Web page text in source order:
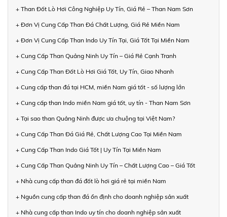
+ Than Đốt Lò Hơi Công Nghiệp Uy Tín, Giá Rẻ – Than Nam Sơn
+ Đơn Vị Cung Cấp Than Đá Chất Lượng, Giá Rẻ Miền Nam
+ Đơn Vị Cung Cấp Than Indo Uy Tín Tại, Giá Tốt Tại Miền Nam
+ Cung Cấp Than Quảng Ninh Uy Tín – Giá Rẻ Cạnh Tranh
+ Cung Cấp Than Đốt Lò Hơi Giá Tốt, Uy Tín, Giao Nhanh
+ Cung cấp than đá tại HCM, miền Nam giá tốt - số lượng lớn
+ Cung cấp than Indo miền Nam giá tốt, uy tín - Than Nam Sơn
+ Tại sao than Quảng Ninh được ưa chuộng tại Việt Nam?
+ Cung Cấp Than Đá Giá Rẻ, Chất Lượng Cao Tại Miền Nam
+ Cung Cấp Than Indo Giá Tốt | Uy Tín Tại Miền Nam
+ Cung Cấp Than Quảng Ninh Uy Tín – Chất Lượng Cao – Giá Tốt
+ Nhà cung cấp than đá đốt lò hơi giá rẻ tại miền Nam
+ Nguồn cung cấp than đá ổn định cho doanh nghiệp sản xuất
+ Nhà cung cấp than Indo uy tín cho doanh nghiệp sản xuất